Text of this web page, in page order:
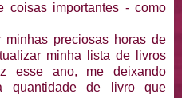
coisas importantes - como
preciosas horas de
minha lista de livros
esse ano, me deixando
quantidade de livro que